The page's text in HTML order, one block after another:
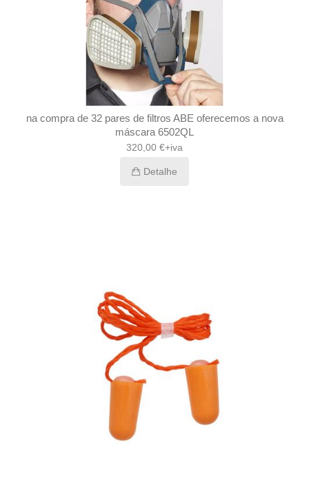
na compra de 32 pares de filtros ABE oferecemos a nova
máscara 6502QL
320,00 €+iva
Detalhe